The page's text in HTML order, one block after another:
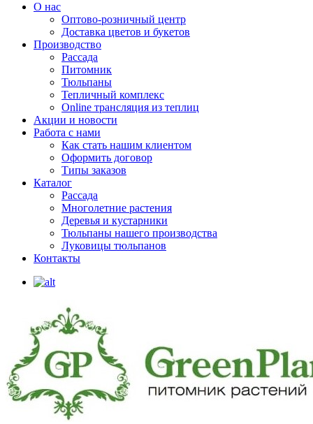
О нас
Оптово-розничный центр
Доставка цветов и букетов
Производство
Рассада
Питомник
Тюльпаны
Тепличный комплекс
Online трансляция из теплиц
Акции и новости
Работа с нами
Как стать нашим клиентом
Оформить договор
Типы заказов
Каталог
Рассада
Многолетние растения
Деревья и кустарники
Тюльпаны нашего производства
Луковицы тюльпанов
Контакты